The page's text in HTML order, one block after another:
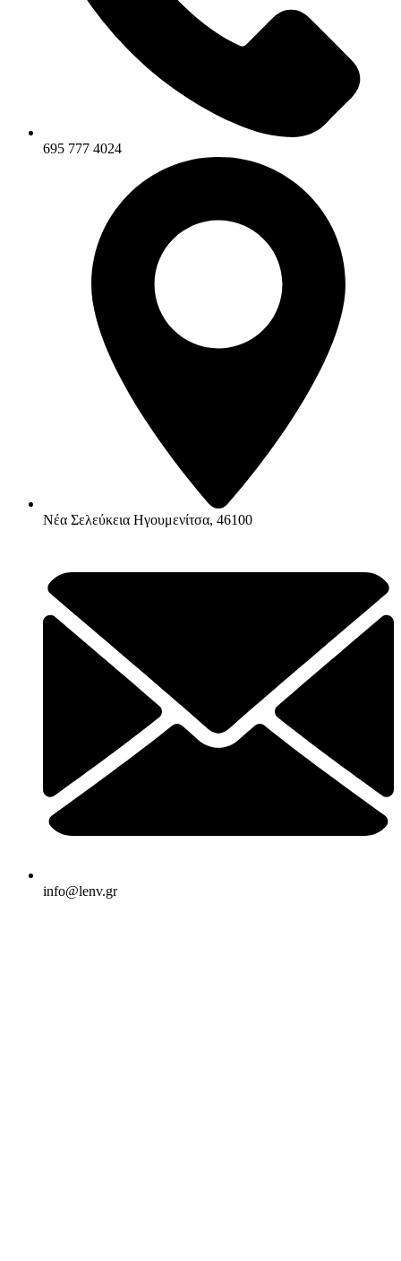
695 777 4024
Νέα Σελεύκεια Ηγουμενίτσα, 46100
info@lenv.gr